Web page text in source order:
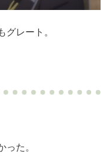
グレート。
った。